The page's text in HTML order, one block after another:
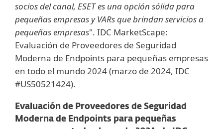
socios del canal, ESET es una opción sólida para
pequeñas empresas y VARs que brindan servicios a
pequeñas empresas". IDC MarketScape:
Evaluación de Proveedores de Seguridad
Moderna de Endpoints para pequeñas empresas
en todo el mundo 2024 (marzo de 2024, IDC
#US50521424).
Evaluación de Proveedores de Seguridad
Moderna de Endpoints para pequeñas